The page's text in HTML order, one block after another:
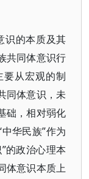
识的本质及其
共同体意识行
从宏观的制
同体意识，未
础，相对弱化
华民族”作为
的政治心理本
体意识本质上